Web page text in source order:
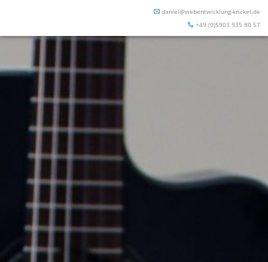
daniel@webentwicklung-krickel.de
+49 (0)5903 935 80 57